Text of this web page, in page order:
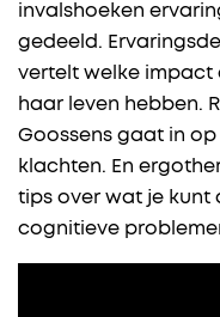
invalshoeken
gedeeld.
vertelt welke impact
haar leven hebben.
Goossens gaat in
klachten. En
tips over wat je kunt
cognitieve